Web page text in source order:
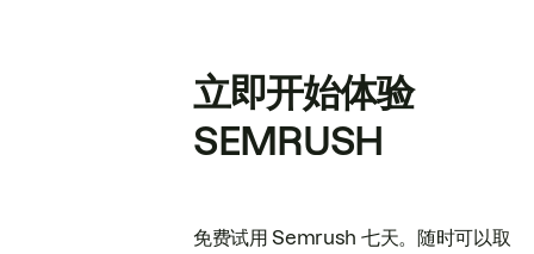
立即开始体验
SEMRUSH
免费试用 Semrush 七天。随时可以取